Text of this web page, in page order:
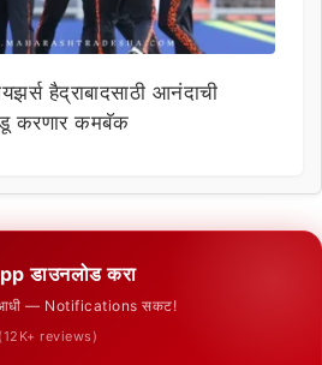
हैद्राबादसाठी आनंदाची
करणार कमबॅक
डाउनलोड करा
आधी — Notifications सकट!
reviews)